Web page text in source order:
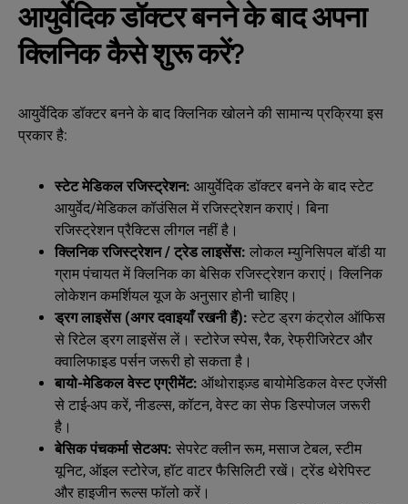
आयुर्वेदिक डॉक्टर बनने के बाद अपना
क्लिनिक कैसे शुरू करें?
आयुर्वेदिक डॉक्टर बनने के बाद क्लिनिक खोलने की सामान्य प्रक्रिया इस
प्रकार है:
स्टेट मेडिकल रजिस्ट्रेशन: आयुर्वेदिक डॉक्टर बनने के बाद स्टेट
आयुर्वेद/मेडिकल कॉउंसिल में रजिस्ट्रेशन कराएं। बिना
रजिस्ट्रेशन प्रैक्टिस लीगल नहीं है।
क्लिनिक रजिस्ट्रेशन / ट्रेड लाइसेंस: लोकल म्युनिसिपल बॉडी या
ग्राम पंचायत में क्लिनिक का बेसिक रजिस्ट्रेशन कराएं। क्लिनिक
लोकेशन कमर्शियल यूज के अनुसार होनी चाहिए।
ड्रग लाइसेंस (अगर दवाइयाँ रखनी हैं): स्टेट ड्रग कंट्रोल ऑफिस
से रिटेल ड्रग लाइसेंस लें। स्टोरेज स्पेस, रैक, रेफ्रीजिरेटर और
क्वालिफाइड पर्सन जरूरी हो सकता है।
बायो-मेडिकल वेस्ट एग्रीमेंट: ऑथोराइज़्ड बायोमेडिकल वेस्ट एजेंसी
से टाई-अप करें, नीडल्स, कॉटन, वेस्ट का सेफ डिस्पोजल जरूरी
है।
बेसिक पंचकर्मा सेटअप: सेपरेट क्लीन रूम, मसाज टेबल, स्टीम
यूनिट, ऑइल स्टोरेज, हॉट वाटर फैसिलिटी रखें। ट्रेंड थेरेपिस्ट
और हाइजीन रूल्स फॉलो करें।